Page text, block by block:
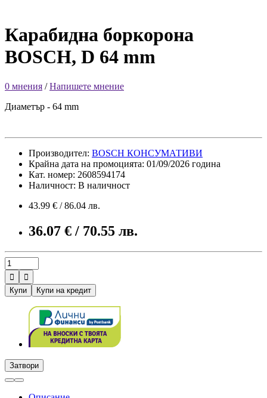
Карабидна боркорона
BOSCH, D 64 mm
0 мнения /Напишете мнение
Диаметър - 64 mm
Производител: BOSCH КОНСУМАТИВИ
Крайна дата на промоцията: 01/09/2026 година
Кат. номер: 2608594174
Наличност: В наличност
43.99 € / 86.04 лв.
36.07 € / 70.55 лв.


Купи
Купи на кредит
Затвори